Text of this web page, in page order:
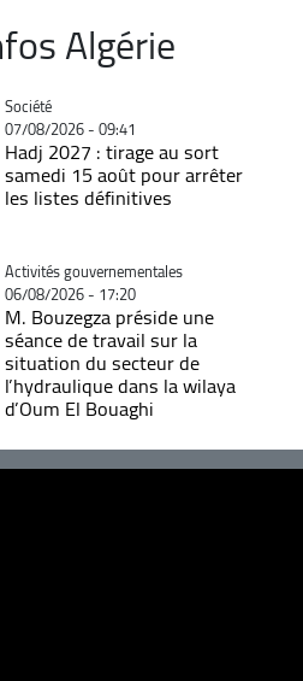
Algérie
Catégorie
Société
07/08/2026 - 09:41
Hadj 2027 : tirage au sort
samedi 15 août pour arrêter
les listes définitives
Catégorie
Activités gouvernementales
06/08/2026 - 17:20
M. Bouzegza préside une
séance de travail sur la
situation du secteur de
l’hydraulique dans la wilaya
d’Oum El Bouaghi